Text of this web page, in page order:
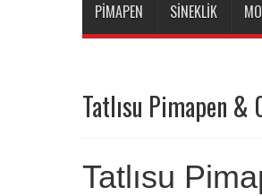
PIMAPEN SINEKLIK
Tatlısu Pimapen
Tatlısu